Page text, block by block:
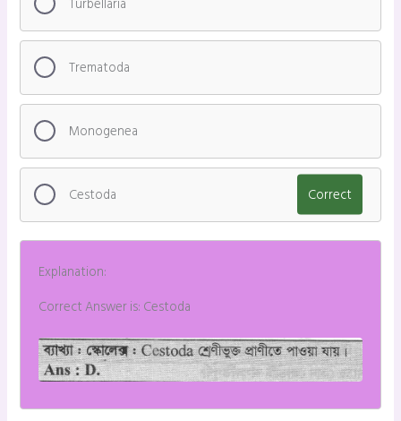
Trematoda
Monogenea
Cestoda Correct
Explanation:
Correct Answer is: Cestoda